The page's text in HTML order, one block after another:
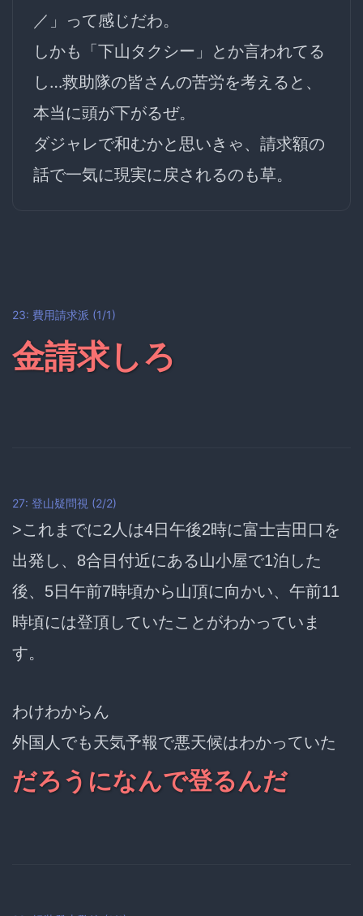
／」って感じだわ。
しかも「下山タクシー」とか言われてる
し…救助隊の皆さんの苦労を考えると、
本当に頭が下がるぜ。
ダジャレで和むかと思いきゃ、請求額の
話で一気に現実に戻されるのも草。
23: 費用請求派 (1/1)
金請求しろ
27: 登山疑問視 (2/2)
>これまでに2人は4日午後2時に富士吉田口を
出発し、8合目付近にある山小屋で1泊した
後、5日午前7時頃から山頂に向かい、午前11
時頃には登頂していたことがわかっていま
す。
わけわからん
外国人でも天気予報で悪天候はわかっていた
だろうになんで登るんだ